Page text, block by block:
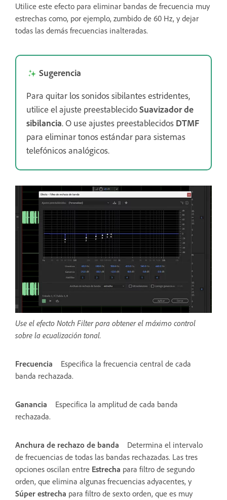
Utilice este efecto para eliminar bandas de frecuencia muy
estrechas como, por ejemplo, zumbido de 60 Hz, y dejar
todas las demás frecuencias inalteradas.
Sugerencia
Para quitar los sonidos sibilantes estridentes,
utilice el ajuste preestablecidoSuavizador de
sibilancia. O use ajustes preestablecidos DTMF
para eliminar tonos estándar para sistemas
telefónicos analógicos.
Use el efecto Notch Filter para obtener el máximo control
sobre la ecualización tonal.
Frecuencia
Especifica la frecuencia central de cada
banda rechazada.
Ganancia
Especifica la amplitud de cada banda
rechazada.
Anchura de rechazo de banda
Determina el intervalo
de frecuencias de todas las bandas rechazadas. Las tres
opciones oscilan entre Estrecha para filtro de segundo
orden, que elimina algunas frecuencias adyacentes, y
Súper estrecha para filtro de sexto orden, que es muy